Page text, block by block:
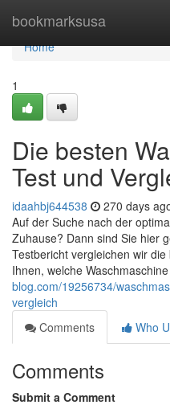
bookmarksusa
Home
Home
1
Die besten
Test und
idaahbj644538 270 days
Auf der Suche nach der
Zuhause? Dann sind Sie hier
Testbericht vergleichen wir
Ihnen, welche
blog.com/19256734/
vergleich
Comments
Who
Comments
Submit a Comment